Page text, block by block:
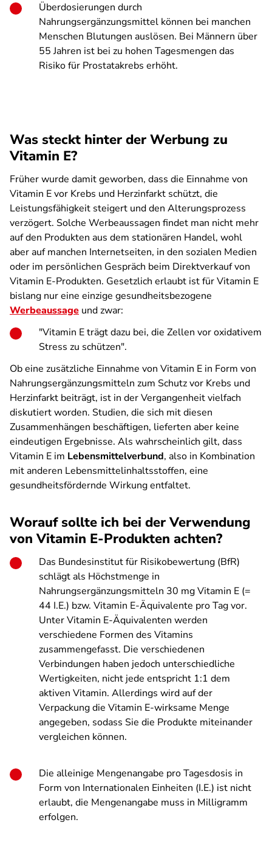
Überdosierungen durch
Nahrungsergänzungsmittel können bei manchen
Menschen Blutungen auslösen. Bei Männern über
55 Jahren ist bei zu hohen Tagesmengen das
Risiko für Prostatakrebs erhöht.
Was steckt hinter der Werbung zu
Vitamin E?
Früher wurde damit geworben, dass die Einnahme von
Vitamin E vor Krebs und Herzinfarkt schützt, die
Leistungsfähigkeit steigert und den Alterungsprozess
verzögert. Solche Werbeaussagen findet man nicht mehr
auf den Produkten aus dem stationären Handel, wohl
aber auf manchen Internetseiten, in den sozialen Medien
oder im persönlichen Gespräch beim Direktverkauf von
Vitamin E-Produkten. Gesetzlich erlaubt ist für Vitamin E
bislang nur eine einzige gesundheits­bezogene
Werbeaussage und zwar:
"Vitamin E trägt dazu bei, die Zellen vor oxidativem
Stress zu schützen".
Ob eine zusätzliche Einnahme von Vitamin E in Form von
Nahrungs­ergänzungsmitteln zum Schutz vor Krebs und
Herzinfarkt beiträgt, ist in der Vergangenheit vielfach
diskutiert worden. Studien, die sich mit diesen
Zusammenhängen beschäftigen, lieferten aber keine
eindeutigen Ergebnisse. Als wahrscheinlich gilt, dass
Vitamin E im Lebensmittelverbund, also in Kombination
mit anderen Lebensmittel­inhaltsstoffen, eine
gesundheitsfördernde Wirkung entfaltet.
Worauf sollte ich bei der Verwendung
von Vitamin E-Produkten achten?
Das Bundesinstitut für Risikobewertung (BfR)
schlägt als Höchstmenge in
Nahrungsergänzungsmitteln 30 mg Vitamin E (=
44 I.E.) bzw. Vitamin E-Äquivalente pro Tag vor.
Unter Vitamin E-Äquivalenten werden
verschiedene Formen des Vitamins
zusammengefasst. Die verschiedenen
Verbindungen haben jedoch unterschiedliche
Wertigkeiten, nicht jede entspricht 1:1 dem
aktiven Vitamin. Allerdings wird auf der
Verpackung die Vitamin E-wirksame Menge
angegeben, sodass Sie die Produkte miteinander
vergleichen können.
Die alleinige Mengenangabe pro Tagesdosis in
Form von Internationalen Einheiten (I.E.) ist nicht
erlaubt, die Mengenangabe muss in Milligramm
erfolgen.